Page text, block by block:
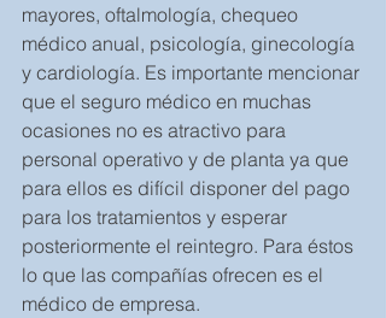
mayores, oftalmología, chequeo
médico anual, psicología, ginecología
y cardiología. Es importante mencionar
que el seguro médico en muchas
ocasiones no es atractivo para
personal operativo y de planta ya que
para ellos es difícil disponer del pago
para los tratamientos y esperar
posteriormente el reintegro. Para éstos
lo que las compañías ofrecen es el
médico de empresa.